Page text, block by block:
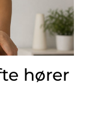
hører